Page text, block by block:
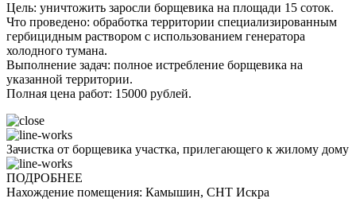
Цель: уничтожить заросли борщевика на площади 15 соток.
Что проведено: обработка территории специализированным
гербицидным раствором с использованием генератора
холодного тумана.
Выполнение задач: полное истребление борщевика на
указанной территории.
Полная цена работ: 15000 рублей.
Зачистка от борщевика участка, прилегающего к жилому дому
ПОДРОБНЕЕ
Нахождение помещения: Камышин, СНТ Искра